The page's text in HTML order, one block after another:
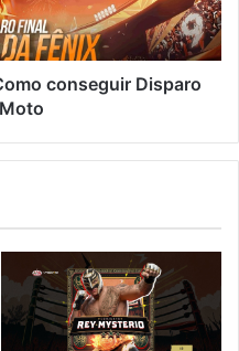
conseguir Disparo